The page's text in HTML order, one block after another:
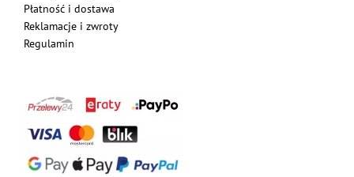
Płatność i dostawa
Reklamacje i zwroty
Regulamin